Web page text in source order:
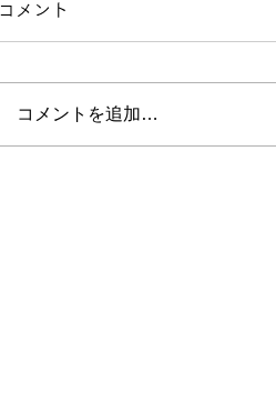
コメント
コメントを追加…